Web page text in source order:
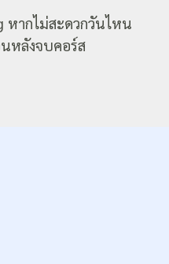
หากไม่สะดวกวันไหน
หลังจบคอร์ส